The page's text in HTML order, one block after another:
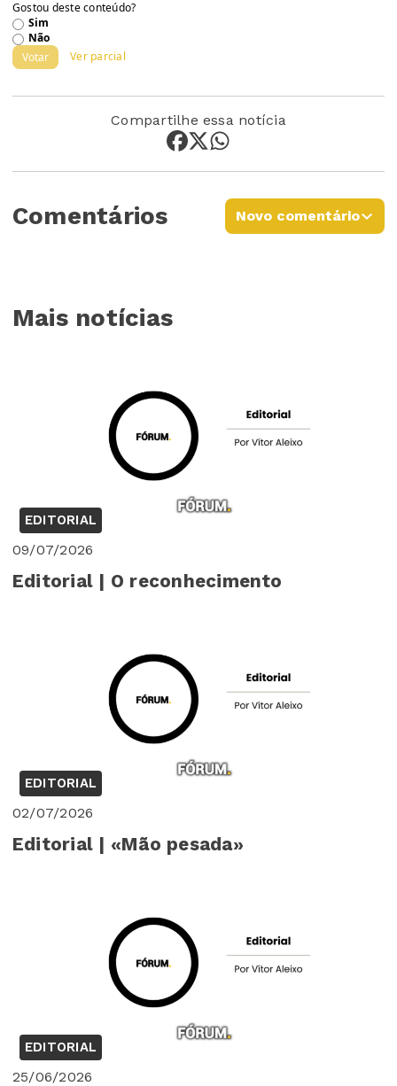
Gostou deste conteúdo?
Sim
Não
Votar
Ver parcial
Compartilhe essa notícia
Comentários Novo comentário
Mais notícias
EDITORIAL
09/07/2026
Editorial | O reconhecimento
EDITORIAL
02/07/2026
Editorial | «Mão pesada»
EDITORIAL
25/06/2026